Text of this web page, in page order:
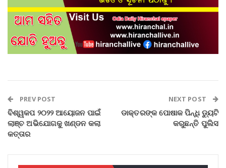
PREV POST
ବିଶ୍ୱକପ ୨୦୨୨ ଆୟୋଜନ ପାଇଁ
ଲାଞ୍ଚ ଅଭିଯୋଗକୁ ଖଣ୍ଡନ କଲା
କତ୍ତାର
NEXT POST
ଡାକ୍ତରଙ୍କ ପୋଷାକ ପିନ୍ଧି ଡ୍ୟୁଟି
କରୁଛନ୍ତି ପୁଲିସ